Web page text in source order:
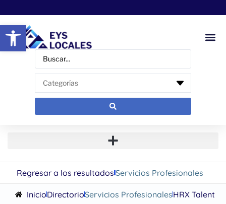
Abrir barra de herramientas
Regresar a los resultadosServicios Profesionales
InicioDirectorioServicios ProfesionalesHRX Talent